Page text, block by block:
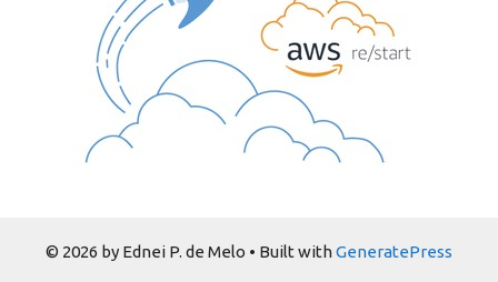
© 2026 by Ednei P. de Melo • Built withGeneratePress